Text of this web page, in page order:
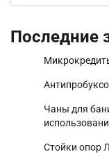
Последние
Чаны для
Стойки опор